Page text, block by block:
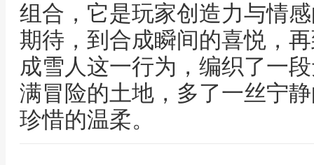
组合，它是玩家创造力与情
期待，到合成瞬间的喜悦，
成雪人这一行为，编织了一
满冒险的土地，多了一丝宁
珍惜的温柔。